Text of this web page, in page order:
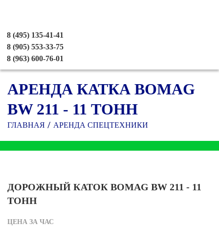
8 (495) 135-41-41
8 (905) 553-33-75
8 (963) 600-76-01
АРЕНДА КАТКА BOMAG
BW 211 - 11 ТОНН
ГЛАВНАЯ АРЕНДА СПЕЦТЕХНИКИ
ДОРОЖНЫЙ КАТОК BOMAG BW 211 - 11
ТОНН
ЦЕНА ЗА ЧАС